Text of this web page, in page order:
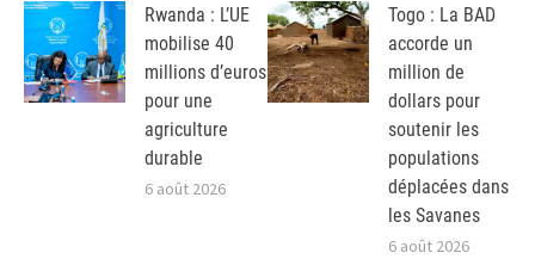
Rwanda : L’UE
mobilise 40
millions d’euros
pour une
agriculture
durable
6 août 2026
Togo : La BAD
accorde un
million de
dollars pour
soutenir les
populations
déplacées dans
les Savanes
6 août 2026